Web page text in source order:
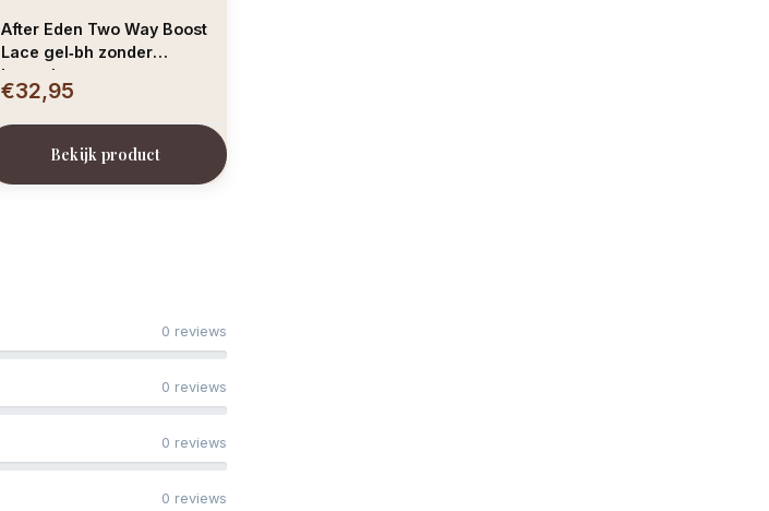
After Eden Two Way Boost
Lace gel‑bh zonder
beugel
€32,95
Bekijk product
0 reviews
0 reviews
0 reviews
0 reviews